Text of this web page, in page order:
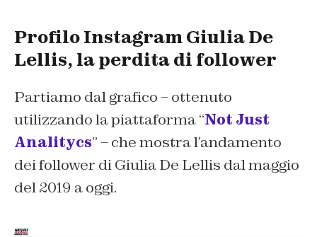
Profilo Instagram Giulia De
Lellis, la perdita di follower
Partiamo dal grafico – ottenuto
utilizzando la piattaforma “Not Just
Analitycs” – che mostra l’andamento
dei follower di Giulia De Lellis dal maggio
del 2019 a oggi.